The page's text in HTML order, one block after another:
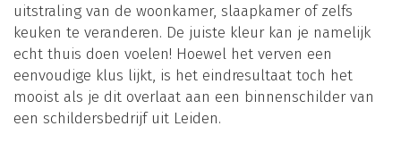
uitstraling van de woonkamer, slaapkamer of zelfs
keuken te veranderen. De juiste kleur kan je namelijk
echt thuis doen voelen! Hoewel het verven een
eenvoudige klus lijkt, is het eindresultaat toch het
mooist als je dit overlaat aan een binnenschilder van
een schildersbedrijf uit Leiden.